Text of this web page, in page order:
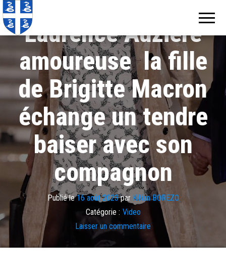
Laurence Auzière
amoureuse la fille
de Brigitte Macron
échange un tendre
baiser avec son
compagnon
Publié le16 août 2023par Killian BOREZO
Catégorie : Video
Laisser un commentaire